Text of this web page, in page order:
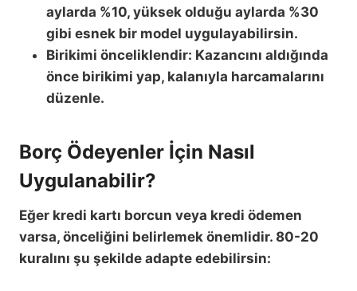
aylarda %10, yüksek olduğu aylarda %30
gibi esnek bir model uygulayabilirsin.
Birikimi önceliklendir: Kazancını aldığında
önce birikimi yap, kalanıyla harcamalarını
düzenle.
Borç Ödeyenler İçin Nasıl
Uygulanabilir?
Eğer kredi kartı borcun veya kredi ödemen
varsa, önceliğini belirlemek önemlidir. 80-20
kuralını şu şekilde adapte edebilirsin: